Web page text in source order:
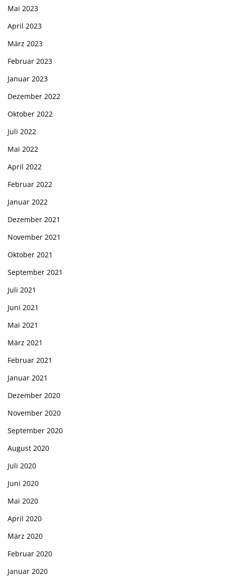
Mai 2023
April 2023
März 2023
Februar 2023
Januar 2023
Dezember 2022
Oktober 2022
Juli 2022
Mai 2022
April 2022
Februar 2022
Januar 2022
Dezember 2021
November 2021
Oktober 2021
September 2021
Juli 2021
Juni 2021
Mai 2021
März 2021
Februar 2021
Januar 2021
Dezember 2020
November 2020
September 2020
August 2020
Juli 2020
Juni 2020
Mai 2020
April 2020
März 2020
Februar 2020
Januar 2020